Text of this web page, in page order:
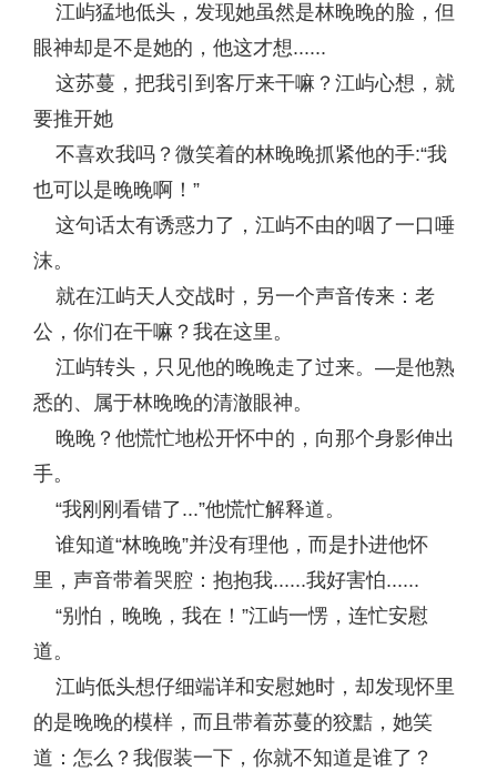
江屿猛地低头，发现她虽然是林晚晚的脸，但
眼神却是不是她的，他这才想......
这苏蔓，把我引到客厅来干嘛？江屿心想，就
要推开她
不喜欢我吗？微笑着的林晚晚抓紧他的手:“我
也可以是晚晚啊！”
这句话太有诱惑力了，江屿不由的咽了一口唾
沫。
就在江屿天人交战时，另一个声音传来：老
公，你们在干嘛？我在这里。
江屿转头，只见他的晚晚走了过来。—是他熟
悉的、属于林晚晚的清澈眼神。
晚晚？他慌忙地松开怀中的，向那个身影伸出
手。
“我刚刚看错了...”他慌忙解释道。
谁知道“林晚晚”并没有理他，而是扑进他怀
里，声音带着哭腔：抱抱我......我好害怕......
“别怕，晚晚，我在！”江屿一愣，连忙安慰
道。
江屿低头想仔细端详和安慰她时，却发现怀里
的是晚晚的模样，而且带着苏蔓的狡黠，她笑
道：怎么？我假装一下，你就不知道是谁了？